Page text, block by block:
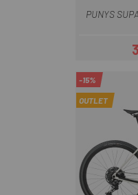
PUNYS
-15%
OUTLET